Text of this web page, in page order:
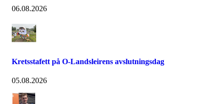
06.08.2026
Kretsstafett på O-Landsleirens avslutningsdag
05.08.2026